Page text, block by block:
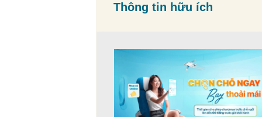
Thông tin hữu ích